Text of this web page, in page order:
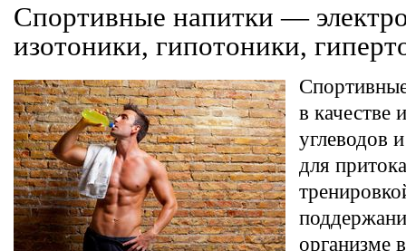
Спортивные напитки —
изотоники, гипотоники,
в качестве
углеводов
для
организме